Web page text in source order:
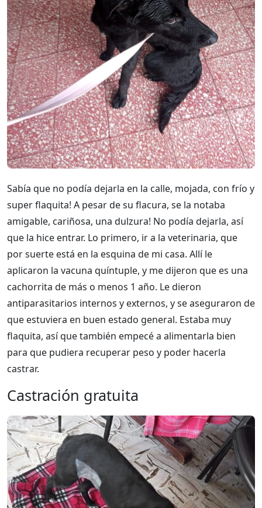
Sabía que no podía dejarla en la calle, mojada, con frío y
super flaquita! A pesar de su flacura, se la notaba
amigable, cariñosa, una dulzura! No podía dejarla, así
que la hice entrar. Lo primero, ir a la veterinaria, que
por suerte está en la esquina de mi casa. Allí le
aplicaron la vacuna quíntuple, y me dijeron que es una
cachorrita de más o menos 1 año. Le dieron
antiparasitarios internos y externos, y se aseguraron de
que estuviera en buen estado general. Estaba muy
flaquita, así que también empecé a alimentarla bien
para que pudiera recuperar peso y poder hacerla
castrar.
Castración gratuita